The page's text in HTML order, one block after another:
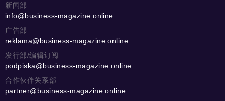
新闻部
info@business-magazine.online
广告部
reklama@business-magazine.online
发行部/编辑订阅
podpiska@business-magazine.online
合作伙伴关系部
partner@business-magazine.online